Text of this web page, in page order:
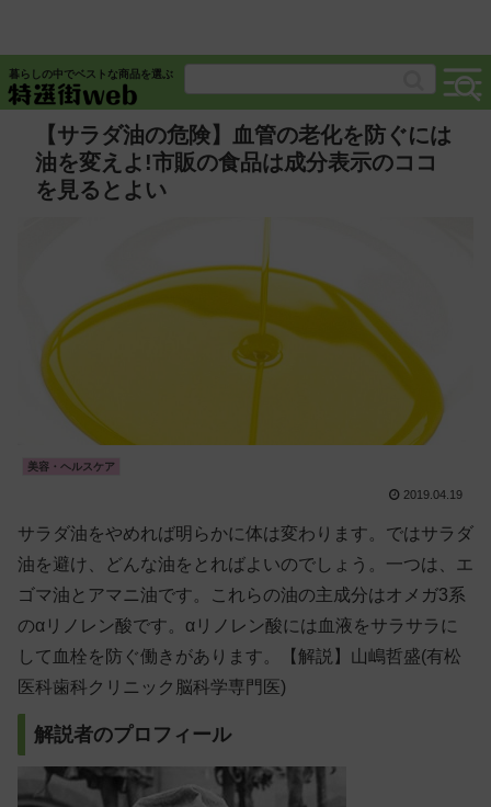
暮らしの中でベストな商品を選ぶ
【サラダ油の危険】血管の老化を防ぐには
油を変えよ!市販の食品は成分表示のココ
を見るとよい
美容・ヘルスケア
2019.04.19
サラダ油をやめれば明らかに体は変わります。ではサラダ
油を避け、どんな油をとればよいのでしょう。一つは、エ
ゴマ油とアマニ油です。これらの油の主成分はオメガ3系
のαリノレン酸です。αリノレン酸には血液をサラサラに
して血栓を防ぐ働きがあります。【解説】山嶋哲盛(有松
医科歯科クリニック脳科学専門医)
解説者のプロフィール